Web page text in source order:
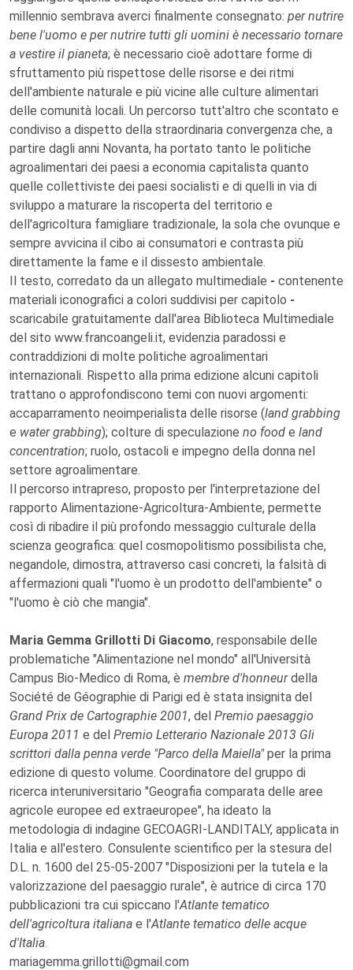
millennio sembrava averci finalmente consegnato: per nutrire
bene l'uomo e per nutrire tutti gli uomini è necessario tornare
a vestire il pianeta; è necessario cioè adottare forme di
sfruttamento più rispettose delle risorse e dei ritmi
dell'ambiente naturale e più vicine alle culture alimentari
delle comunità locali. Un percorso tutt'altro che scontato e
condiviso a dispetto della straordinaria convergenza che, a
partire dagli anni Novanta, ha portato tanto le politiche
agroalimentari dei paesi a economia capitalista quanto
quelle collettiviste dei paesi socialisti e di quelli in via di
sviluppo a maturare la riscoperta del territorio e
dell'agricoltura famigliare tradizionale, la sola che ovunque e
sempre avvicina il cibo ai consumatori e contrasta più
direttamente la fame e il dissesto ambientale.
Il testo, corredato da un allegato multimediale - contenente
materiali iconografici a colori suddivisi per capitolo -
scaricabile gratuitamente dall'area Biblioteca Multimediale
del sito www.francoangeli.it, evidenzia paradossi e
contraddizioni di molte politiche agroalimentari
internazionali. Rispetto alla prima edizione alcuni capitoli
trattano o approfondiscono temi con nuovi argomenti:
accaparramento neoimperialista delle risorse (land grabbing
e water grabbing); colture di speculazione no food e land
concentration; ruolo, ostacoli e impegno della donna nel
settore agroalimentare.
Il percorso intrapreso, proposto per l'interpretazione del
rapporto Alimentazione-Agricoltura-Ambiente, permette
così di ribadire il più profondo messaggio culturale della
scienza geografica: quel cosmopolitismo possibilista che,
negandole, dimostra, attraverso casi concreti, la falsità di
affermazioni quali "l'uomo è un prodotto dell'ambiente" o
"l'uomo è ciò che mangia".
Maria Gemma Grillotti Di Giacomo, responsabile delle
problematiche "Alimentazione nel mondo" all'Università
Campus Bio-Medico di Roma, è membre d'honneurdella
Société de Géographie di Parigi ed è stata insignita del
Grand Prix de Cartographie 2001, del Premio paesaggio
Europa 2011 e del Premio Letterario Nazionale 2013 Gli
scrittori dalla penna verde "Parco della Maiella"per la prima
edizione di questo volume. Coordinatore del gruppo di
ricerca interuniversitario "Geografia comparata delle aree
agricole europee ed extraeuropee", ha ideato la
metodologia di indagine GECOAGRI-LANDITALY, applicata in
Italia e all'estero. Consulente scientifico per la stesura del
D.L. n. 1600 del 25-05-2007 "Disposizioni per la tutela e la
valorizzazione del paesaggio rurale", è autrice di circa 170
pubblicazioni tra cui spiccano l'Atlante tematico
dell'agricoltura italiana e l'Atlante tematico delle acque
d'Italia.
mariagemma.grillotti@gmail.com